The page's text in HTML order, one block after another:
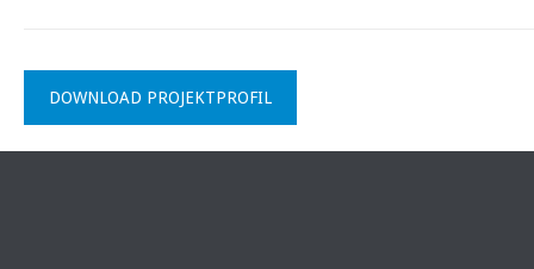
DOWNLOAD PROJEKTPROFIL